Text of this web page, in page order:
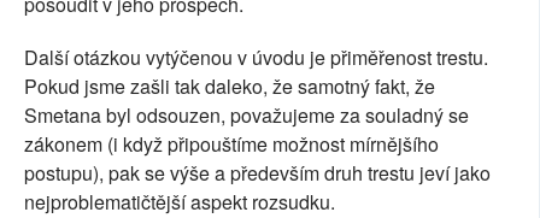
Další otázkou vytýčenou v úvodu je přiměřenost trestu.
Pokud jsme zašli tak daleko, že samotný fakt, že
Smetana byl odsouzen, považujeme za souladný se
zákonem (i když připouštíme možnost mírnějšího
postupu), pak se výše a především druh trestu jeví jako
nejproblematičtější aspekt rozsudku.